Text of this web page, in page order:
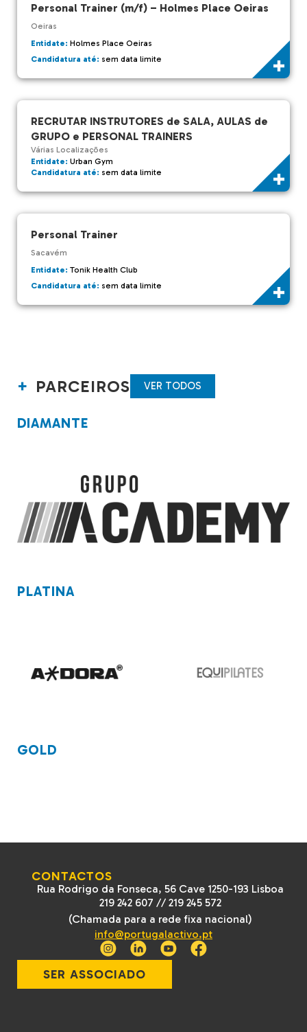
Personal Trainer (m/f) – Holmes Place Oeiras
Oeiras
Entidate: Holmes Place Oeiras
Candidatura até: sem data limite
RECRUTAR INSTRUTORES de SALA, AULAS de
GRUPO e PERSONAL TRAINERS
Várias Localizações
Entidate: Urban Gym
Candidatura até: sem data limite
Personal Trainer
Sacavém
Entidate: Tonik Health Club
Candidatura até: sem data limite
PARCEIROS VER TODOS
DIAMANTE
PLATINA
GOLD
CONTACTOS
Rua Rodrigo da Fonseca, 56 Cave 1250-193 Lisboa
219 242 607 //219 245 572
(Chamada para a rede fixa nacional)
info@portugalactivo.pt
SER ASSOCIADO